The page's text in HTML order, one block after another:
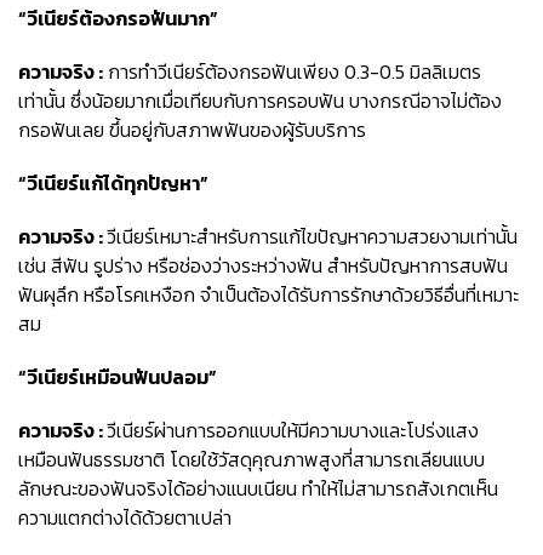
“วีเนียร์ต้องกรอฟันมาก”
ความจริง : การทำวีเนียร์ต้องกรอฟันเพียง 0.3-0.5 มิลลิเมตร
เท่านั้น ซึ่งน้อยมากเมื่อเทียบกับการครอบฟัน บางกรณีอาจไม่ต้อง
กรอฟันเลย ขึ้นอยู่กับสภาพฟันของผู้รับบริการ
“วีเนียร์แก้ได้ทุกปัญหา”
ความจริง :วีเนียร์เหมาะสำหรับการแก้ไขปัญหาความสวยงามเท่านั้น
เช่น สีฟัน รูปร่าง หรือช่องว่างระหว่างฟัน สำหรับปัญหาการสบฟัน
ฟันผุลึก หรือโรคเหงือก จำเป็นต้องได้รับการรักษาด้วยวิธีอื่นที่เหมาะ
สม
“วีเนียร์เหมือนฟันปลอม”
ความจริง :วีเนียร์ผ่านการออกแบบให้มีความบางและโปร่งแสง
เหมือนฟันธรรมชาติ โดยใช้วัสดุคุณภาพสูงที่สามารถเลียนแบบ
ลักษณะของฟันจริงได้อย่างแนบเนียน ทำให้ไม่สามารถสังเกตเห็น
ความแตกต่างได้ด้วยตาเปล่า